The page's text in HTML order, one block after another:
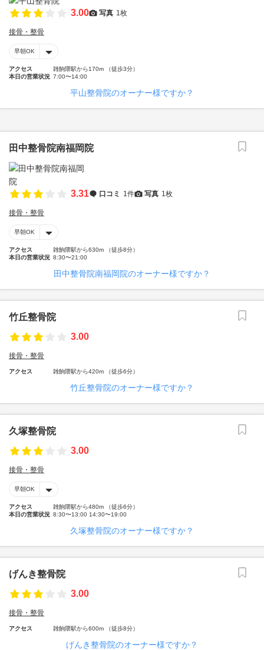
3.00 写真 1枚
接骨・整骨
早朝OK
アクセス
雑餉隈駅から170m （徒歩3分）
本日の営業状況 7:00〜14:00
平山整骨院のオーナー様ですか？
田中整骨院南福岡院
3.31 口コミ 1件 写真 1枚
接骨・整骨
早朝OK
アクセス
雑餉隈駅から630m （徒歩8分）
本日の営業状況 8:30〜21:00
田中整骨院南福岡院のオーナー様ですか？
竹丘整骨院
3.00
接骨・整骨
アクセス 雑餉隈駅から420m （徒歩6分）
竹丘整骨院のオーナー様ですか？
久塚整骨院
3.00
接骨・整骨
早朝OK
アクセス
雑餉隈駅から480m （徒歩6分）
本日の営業状況 8:30〜13:00 14:30〜19:00
久塚整骨院のオーナー様ですか？
げんき整骨院
3.00
接骨・整骨
アクセス 雑餉隈駅から600m （徒歩8分）
げんき整骨院のオーナー様ですか？